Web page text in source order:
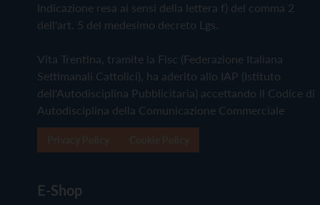
Indicazione resa ai sensi della lettera f) del comma 2
dell'art. 5 del medesimo decreto Lgs.
Vita Trentina, tramite la Fisc (Federazione Italiana
Settimanali Cattolici), ha aderito allo IAP (Istituto
dell'Autodisciplina Pubblicitaria) accettando il Codice di
Autodisciplina della Comunicazione Commerciale
E-Shop